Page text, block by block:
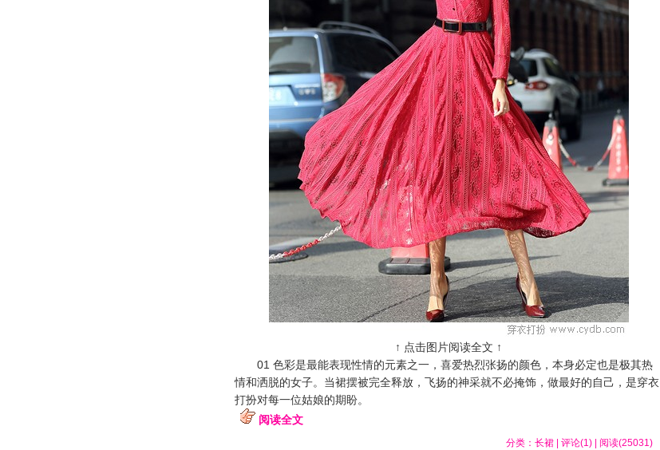
↑ 点击图片阅读全文 ↑
01 色彩是最能表现性情的元素之一，喜爱热烈张扬的颜色，本身必定也是极其热
情和洒脱的女子。当裙摆被完全释放，飞扬的神采就不必掩饰，做最好的自己，是穿衣
打扮对每一位姑娘的期盼。
阅读全文
分类： 长裙 | 评论(1) | 阅读(25031)